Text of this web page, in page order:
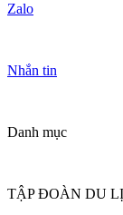
Zalo
Nhắn tin
Danh mục
TẬP ĐOÀN DU